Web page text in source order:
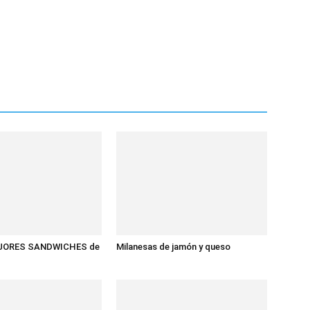
SANDWICHES de Milanesas de jamón y queso